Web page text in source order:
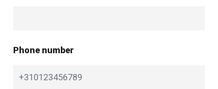
Phone number